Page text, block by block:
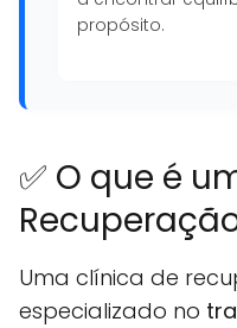
propósito.
✅ O que é
Uma clínica de
especializado no